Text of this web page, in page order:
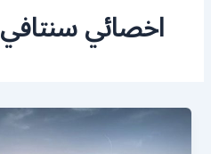
اخصائي سنتافي